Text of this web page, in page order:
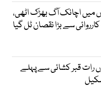
میں اچانک آگ بھڑک اٹھی،
سے بڑا نقصان ٹل گیا
رات قبر کشائی سے پہلے